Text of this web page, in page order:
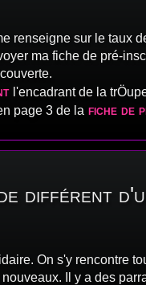
renseigne sur le taux
ma fiche de pré-
l'encadrant de la
page 3 de la fiche de
différent
On s'y rencontre
Il y a des